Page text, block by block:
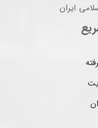
ایران